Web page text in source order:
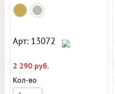
Арт: 13072
2 290 руб.
Кол-во